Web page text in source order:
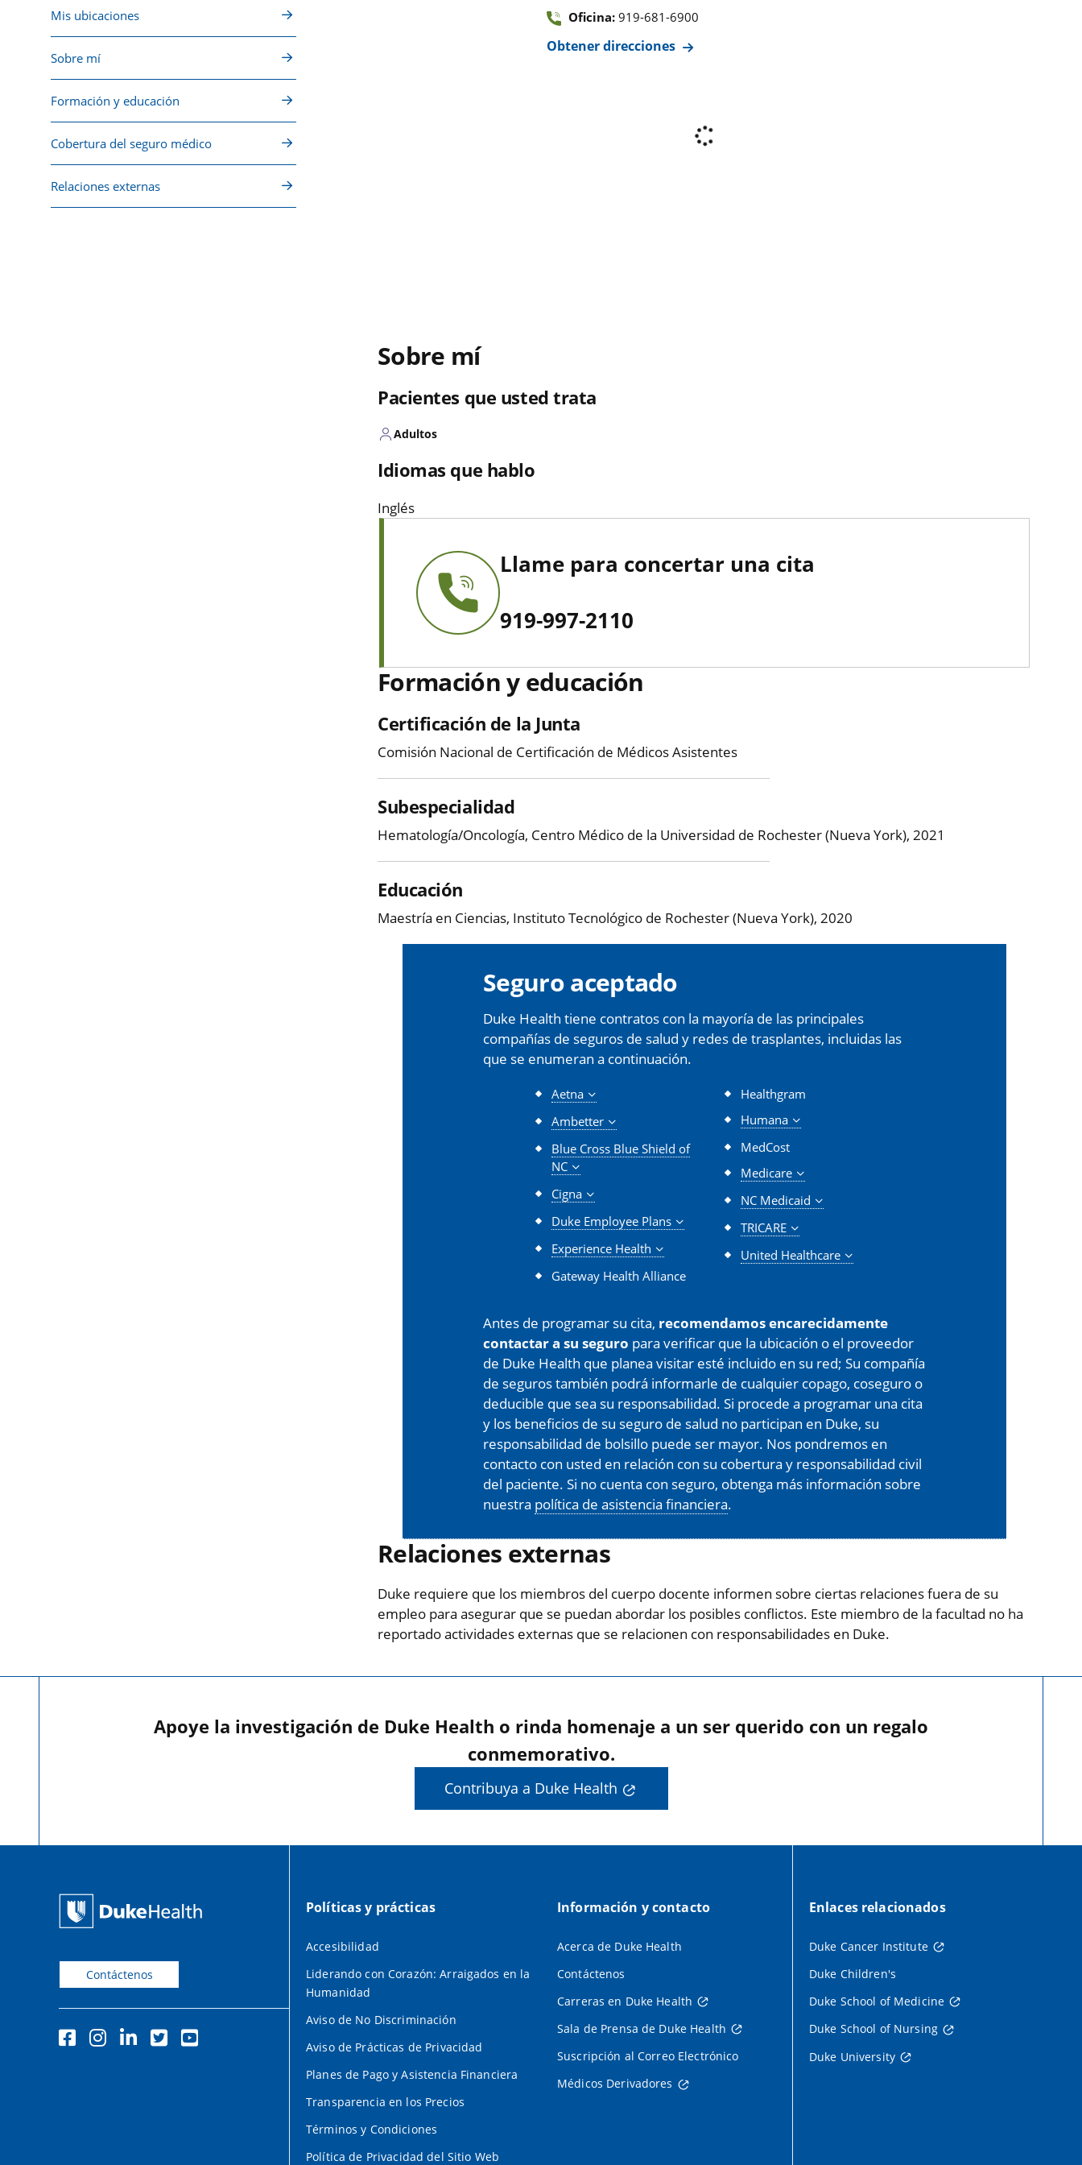
Mis ubicaciones
Sobre mí
Formación y educación
Cobertura del seguro médico
Relaciones externas
Oficina: 919-681-6900
Obtener direcciones
Sobre mí
Pacientes que usted trata
Adultos
Idiomas que hablo
Inglés
Llame para concertar una cita
919-997-2110
Formación y educación
Certificación de la Junta
Comisión Nacional de Certificación de Médicos Asistentes
Subespecialidad
Hematología/Oncología, Centro Médico de la Universidad de Rochester (Nueva York), 2021
Educación
Maestría en Ciencias, Instituto Tecnológico de Rochester (Nueva York), 2020
Seguro aceptado
Duke Health tiene contratos con la mayoría de las principales
compañías de seguros de salud y redes de trasplantes, incluidas las
que se enumeran a continuación.
Aetna
Ambetter
Blue Cross Blue Shield of
NC
Cigna
Duke Employee Plans
Experience Health
Gateway Health Alliance
Healthgram
Humana
MedCost
Medicare
NC Medicaid
TRICARE
United Healthcare
Antes de programar su cita, recomendamos encarecidamente
contactar a su seguro para verificar que la ubicación o el proveedor
de Duke Health que planea visitar esté incluido en su red; Su compañía
de seguros también podrá informarle de cualquier copago, coseguro o
deducible que sea su responsabilidad. Si procede a programar una cita
y los beneficios de su seguro de salud no participan en Duke, su
responsabilidad de bolsillo puede ser mayor. Nos pondremos en
contacto con usted en relación con su cobertura y responsabilidad civil
del paciente. Si no cuenta con seguro, obtenga más información sobre
nuestra política de asistencia financiera.
Relaciones externas
Duke requiere que los miembros del cuerpo docente informen sobre ciertas relaciones fuera de su
empleo para asegurar que se puedan abordar los posibles conflictos. Este miembro de la facultad no ha
reportado actividades externas que se relacionen con responsabilidades en Duke.
Apoye la investigación de Duke Health o rinda homenaje a un ser querido con un regalo
conmemorativo.
Contribuya a Duke Health
Contáctenos
Políticas y prácticas
Accesibilidad
Liderando con Corazón: Arraigados en la
Humanidad
Aviso de No Discriminación
Aviso de Prácticas de Privacidad
Planes de Pago y Asistencia Financiera
Transparencia en los Precios
Términos y Condiciones
Política de Privacidad del Sitio Web
Información y contacto
Acerca de Duke Health
Contáctenos
Carreras en Duke Health
Sala de Prensa de Duke Health
Suscripción al Correo Electrónico
Médicos Derivadores
Enlaces relacionados
Duke Cancer Institute
Duke Children's
Duke School of Medicine
Duke School of Nursing
Duke University